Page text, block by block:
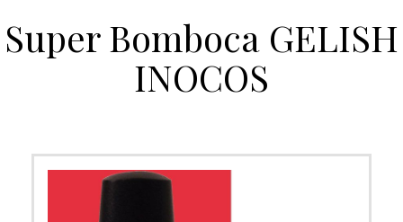
Super Bomboca GELISH
INOCOS